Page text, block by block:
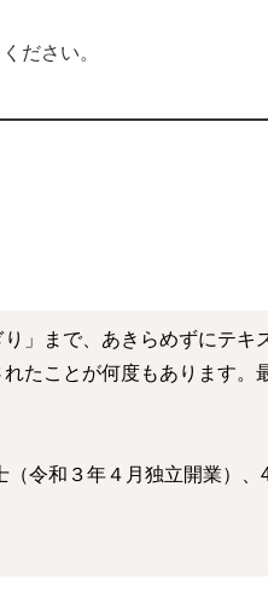
ださい。
」まで、あきらめずにテ
れたことが何度もあります。
（令和３年４月独立開業）